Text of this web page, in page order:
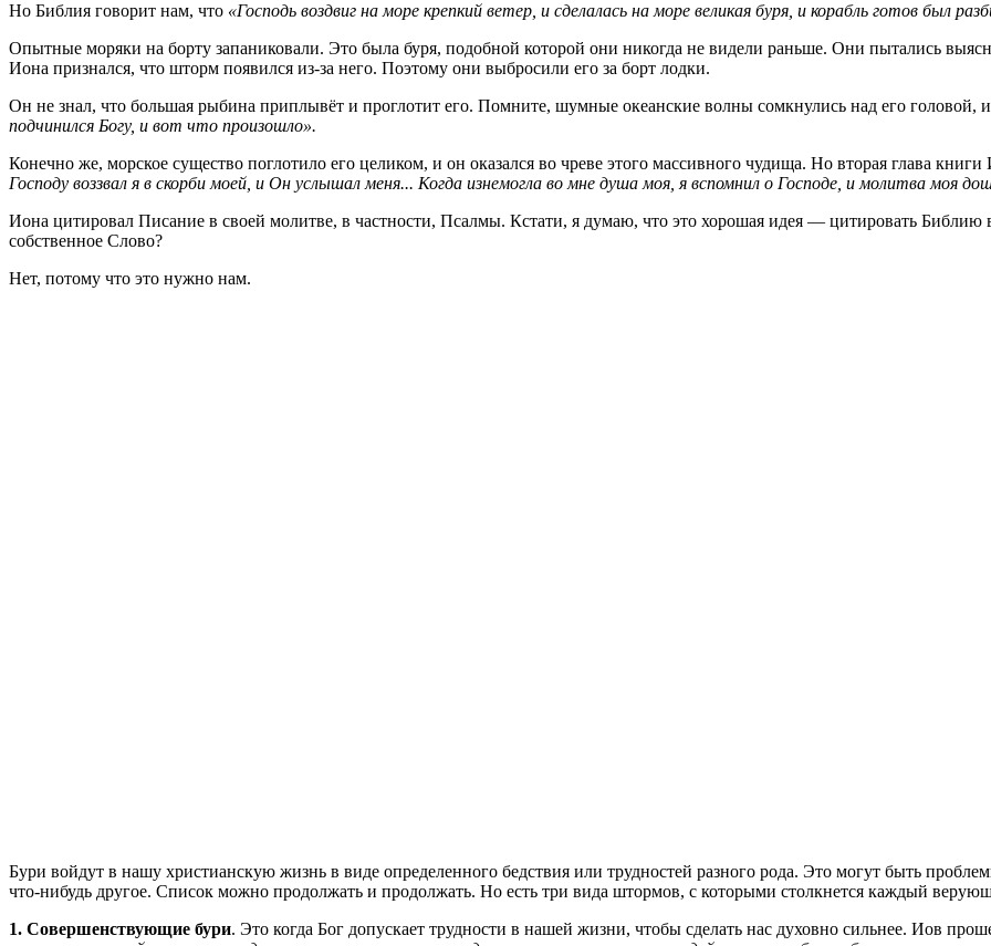
Но Библия говорит нам, что «Господь воздвиг на море крепкий ветер, и сделалась на море великая буря, и корабль готов был
Опытные моряки на борту запаниковали. Это была буря, подобной которой они никогда не видели раньше. Они пытались
Иона признался, что шторм появился из-за него. Поэтому они выбросили его за борт лодки.
Он не знал, что большая рыбина приплывёт и проглотит его. Помните, шумные океанские волны сомкнулись над его головой,
подчинился Богу, и вот что произошло».
Конечно же, морское существо поглотило его целиком, и он оказался во чреве этого массивного чудища. Но вторая глава
Господу воззвал я в скорби моей, и Он услышал меня... Когда изнемогла во мне душа моя, я вспомнил о Господе, и молитва моя
Иона цитировал Писание в своей молитве, в частности, Псалмы. Кстати, я думаю, что это хорошая идея — цитировать
собственное Слово?
Нет, потому что это нужно нам.
Бури войдут в нашу христианскую жизнь в виде определенного бедствия или трудностей разного рода. Это могут быть
что-нибудь другое. Список можно продолжать и продолжать. Но есть три вида штормов, с которыми столкнется каждый
1. Совершенствующие бури. Это когда Бог допускает трудности в нашей жизни, чтобы сделать нас духовно сильнее. Иов